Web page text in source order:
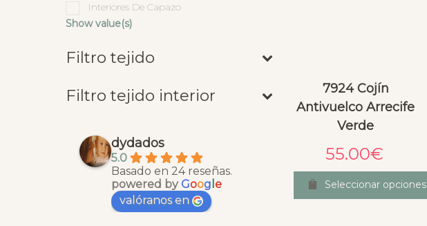
7924 Cojín
Antivuelco Arrecife
Verde
55.00€
Seleccionar opciones
Interiores De Capazo
Show value(s)
Filtro tejido
Filtro tejido interior
dydados
5.0
Basado en 24 reseñas.
powered byGoog e
valóranos en